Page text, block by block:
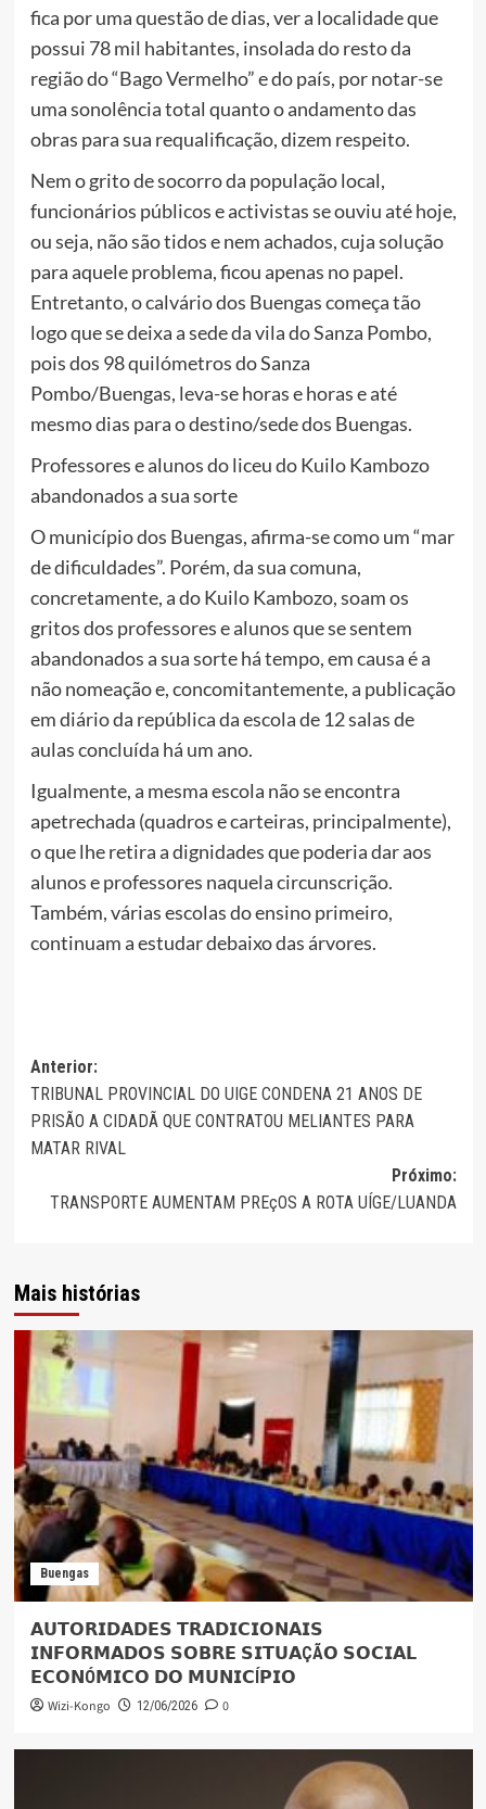
fica por uma questão de dias, ver a localidade que
possui 78 mil habitantes, insolada do resto da
região do “Bago Vermelho” e do país, por notar-se
uma sonolência total quanto o andamento das
obras para sua requalificação, dizem respeito.
Nem o grito de socorro da população local,
funcionários públicos e activistas se ouviu até hoje,
ou seja, não são tidos e nem achados, cuja solução
para aquele problema, ficou apenas no papel.
Entretanto, o calvário dos Buengas começa tão
logo que se deixa a sede da vila do Sanza Pombo,
pois dos 98 quilómetros do Sanza
Pombo/Buengas, leva-se horas e horas e até
mesmo dias para o destino/sede dos Buengas.
Professores e alunos do liceu do Kuilo Kambozo
abandonados a sua sorte
O município dos Buengas, afirma-se como um “mar
de dificuldades”. Porém, da sua comuna,
concretamente, a do Kuilo Kambozo, soam os
gritos dos professores e alunos que se sentem
abandonados a sua sorte há tempo, em causa é a
não nomeação e, concomitantemente, a publicação
em diário da república da escola de 12 salas de
aulas concluída há um ano.
Igualmente, a mesma escola não se encontra
apetrechada (quadros e carteiras, principalmente),
o que lhe retira a dignidades que poderia dar aos
alunos e professores naquela circunscrição.
Também, várias escolas do ensino primeiro,
continuam a estudar debaixo das árvores.
Navegação
de
artigos
Anterior:
TRIBUNAL PROVINCIAL DO UIGE CONDENA 21 ANOS DE
PRISÃO A CIDADÃ QUE CONTRATOU MELIANTES PARA
MATAR RIVAL
Próximo:
TRANSPORTE AUMENTAM PREçOS A ROTA UÍGE/LUANDA
Mais histórias
Buengas
𝗔𝗨𝗧𝗢𝗥𝗜𝗗𝗔𝗗𝗘𝗦 𝗧𝗥𝗔𝗗𝗜𝗖𝗜𝗢𝗡𝗔𝗜𝗦
𝗜𝗡𝗙𝗢𝗥𝗠𝗔𝗗𝗢𝗦 𝗦𝗢𝗕𝗥𝗘 𝗦𝗜𝗧𝗨𝗔ÇÃ𝗢 𝗦𝗢𝗖𝗜𝗔𝗟
𝗘𝗖𝗢𝗡Ó𝗠𝗜𝗖𝗢 𝗗𝗢 𝗠𝗨𝗡𝗜𝗖Í𝗣𝗜𝗢
Wizi-Kongo 12/06/2026 0